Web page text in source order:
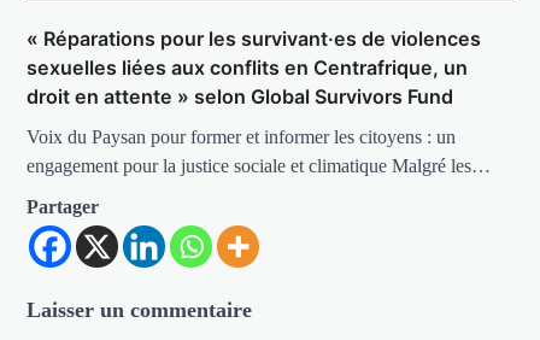
« Réparations pour les survivant·es de violences
sexuelles liées aux conflits en Centrafrique, un
droit en attente » selon Global Survivors Fund
Voix du Paysan pour former et informer les citoyens : un
engagement pour la justice sociale et climatique Malgré les…
Partager
Laisser un commentaire